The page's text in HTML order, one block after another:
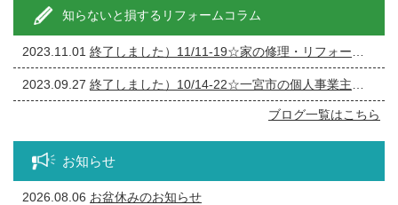
知らないと損するリフォームコラム
2023.11.01 終了しました）11/11-19☆家の修理・リフォーム・リノベーション相談会
2023.09.27 終了しました）10/14-22☆一宮市の個人事業主の方必見！事務所の修繕・リフォーム相談会
ブログ一覧はこちら
お知らせ
2026.08.06 お盆休みのお知らせ